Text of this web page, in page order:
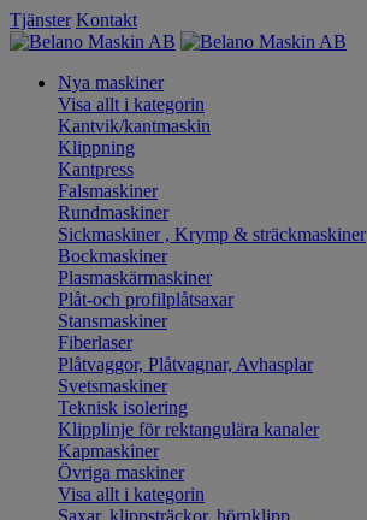
Tjänster Kontakt
Nya maskiner
Visa allt i kategorin
Kantvik/kantmaskin
Klippning
Kantpress
Falsmaskiner
Rundmaskiner
Sickmaskiner , Krymp & sträckmaskiner
Bockmaskiner
Plasmaskärmaskiner
Plåt-och profilplåtsaxar
Stansmaskiner
Fiberlaser
Plåtvaggor, Plåtvagnar, Avhasplar
Svetsmaskiner
Teknisk isolering
Klipplinje för rektangulära kanaler
Kapmaskiner
Övriga maskiner
Visa allt i kategorin
Saxar, klippsträckor, hörnklipp